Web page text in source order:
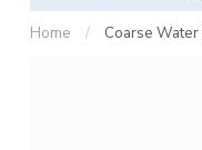
Home / Coarse